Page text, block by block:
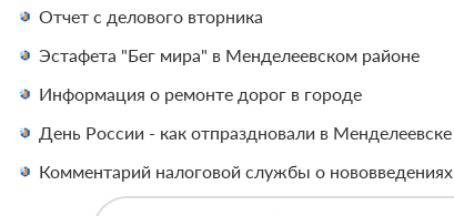
Отчет с делового вторника
Эстафета "Бег мира" в Менделеевском районе
Информация о ремонте дорог в городе
День России - как отпраздновали в Менделеевске
Комментарий налоговой службы о нововведениях